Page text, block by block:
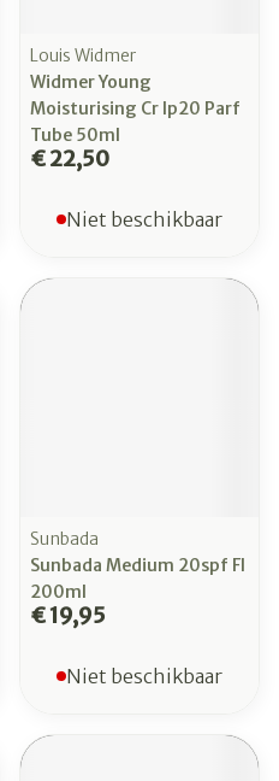
Louis Widmer
Widmer Young
Moisturising Cr Ip20 Parf
Tube 50ml
€ 22,50
Niet beschikbaar
Sunbada
Sunbada Medium 20spf Fl
200ml
€ 19,95
Niet beschikbaar